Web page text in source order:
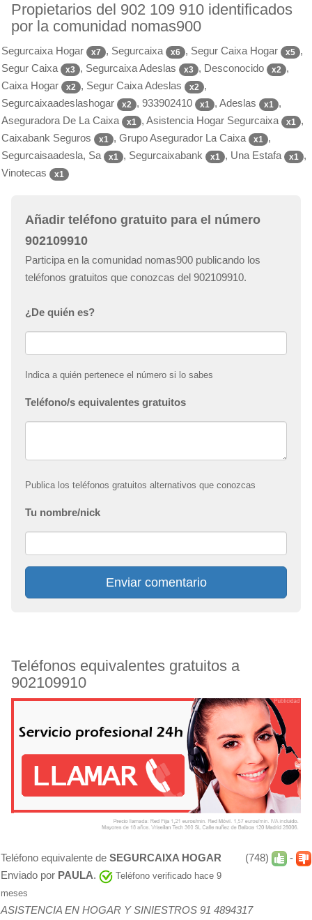
Propietarios del 902 109 910 identificados
por la comunidad nomas900
Segurcaixa Hogar x7 , Segurcaixa x6 , Segur Caixa Hogar x5 ,
Segur Caixa
x3 , Segurcaixa Adeslas x3 , Desconocido x2
,
Caixa Hogar
x2 , Segur Caixa Adeslas x2
,
Segurcaixaadeslashogar
x2 , 933902410 x1 , Adeslas x1
,
Aseguradora De La Caixa
x1 , Asistencia Hogar Segurcaixa x1
,
Caixabank Seguros
x1 , Grupo Asegurador La Caixa x1
,
Segurcaisaadesla, Sa
x1 , Segurcaixabank x1 , Una Estafa x1
,
Vinotecas
x1
Añadir teléfono gratuito para el número
902109910
Participa en la comunidad nomas900 publicando los
teléfonos gratuitos que conozcas del 902109910.
¿De quién es?
Indica a quién pertenece el número si lo sabes
Teléfono/s equivalentes gratuitos
Publica los teléfonos gratuitos alternativos que conozcas
Tu nombre/nick
Enviar comentario
Teléfonos equivalentes gratuitos a
902109910
(748) -
Teléfono equivalente de SEGURCAIXA HOGAR
Enviado por PAULA.
Teléfono verificado hace 9
meses
ASISTENCIA EN HOGAR Y SINIESTROS 91 4894317